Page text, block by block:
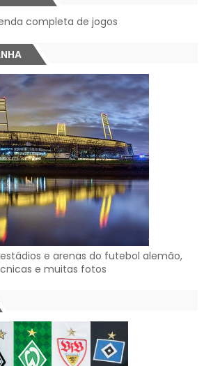
completa de jogos
e arenas do futebol alemão,
e muitas fotos